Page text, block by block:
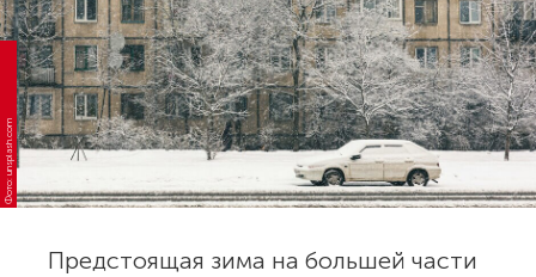
Фото: unsplash.com
Предстоящая зима на большей части